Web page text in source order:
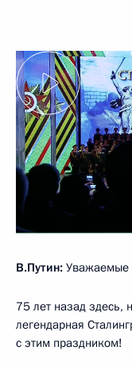
В.Путин: Уважаемые
75 лет назад здесь,
легендарная
с этим праздником!